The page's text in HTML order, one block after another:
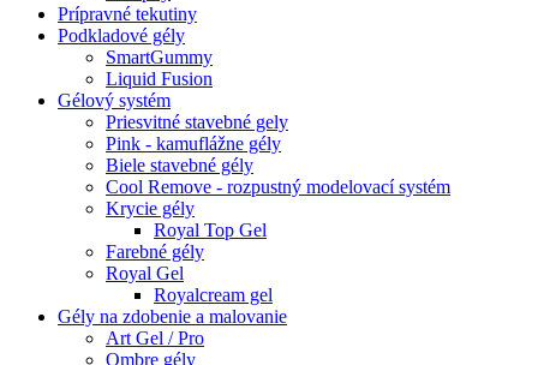
Prípravné tekutiny
Podkladové gély
SmartGummy
Liquid Fusion
Gélový systém
Priesvitné stavebné gely
Pink - kamuflážne gély
Biele stavebné gély
Cool Remove - rozpustný modelovací systém
Krycie gély
Royal Top Gel
Farebné gély
Royal Gel
Royalcream gel
Gély na zdobenie a malovanie
Art Gel / Pro
Ombre gély